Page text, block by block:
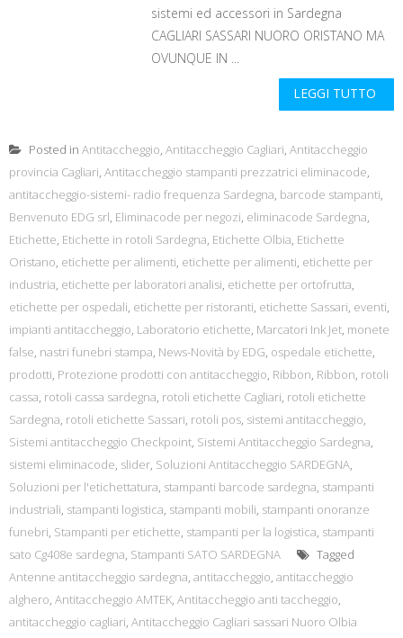
sistemi ed accessori in Sardegna
CAGLIARI SASSARI NUORO ORISTANO MA
OVUNQUE IN ...
LEGGI TUTTO
Posted in Antitaccheggio, Antitaccheggio Cagliari, Antitaccheggio
provincia Cagliari, Antitaccheggio stampanti prezzatrici eliminacode,
antitaccheggio-sistemi- radio frequenza Sardegna, barcode stampanti,
Benvenuto EDG srl, Eliminacode per negozi, eliminacode Sardegna,
Etichette, Etichette in rotoli Sardegna, Etichette Olbia, Etichette
Oristano, etichette per alimenti, etichette per alimenti, etichette per
industria, etichette per laboratori analisi, etichette per ortofrutta,
etichette per ospedali, etichette per ristoranti, etichette Sassari, eventi,
impianti antitaccheggio, Laboratorio etichette, Marcatori Ink Jet, monete
false, nastri funebri stampa, News-Novità by EDG, ospedale etichette,
prodotti, Protezione prodotti con antitaccheggio, Ribbon, Ribbon, rotoli
cassa, rotoli cassa sardegna, rotoli etichette Cagliari, rotoli etichette
Sardegna, rotoli etichette Sassari, rotoli pos, sistemi antitaccheggio,
Sistemi antitaccheggio Checkpoint, Sistemi Antitaccheggio Sardegna,
sistemi eliminacode, slider, Soluzioni Antitaccheggio SARDEGNA,
Soluzioni per l'etichettatura, stampanti barcode sardegna, stampanti
industriali, stampanti logistica, stampanti mobili, stampanti onoranze
funebri, Stampanti per etichette, stampanti per la logistica, stampanti
sato Cg408e sardegna, Stampanti SATO SARDEGNA
Tagged
Antenne antitaccheggio sardegna, antitaccheggio, antitaccheggio
alghero, Antitaccheggio AMTEK, Antitaccheggio anti taccheggio,
antitaccheggio cagliari, Antitaccheggio Cagliari sassari Nuoro Olbia